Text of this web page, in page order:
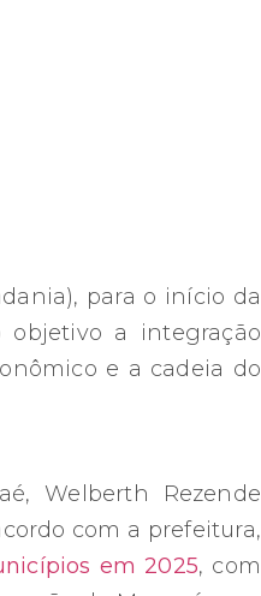
para o início da
objetivo a integração
e a cadeia do
Welberth Rezende
com a prefeitura,
em 2025, com